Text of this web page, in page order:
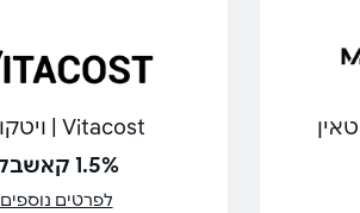
Vitacost | ויטקוסט
1.5% קאשבק
לפרטים נוספים